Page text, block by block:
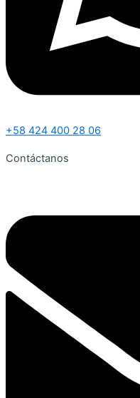
+58 424 400 28 06
Contáctanos